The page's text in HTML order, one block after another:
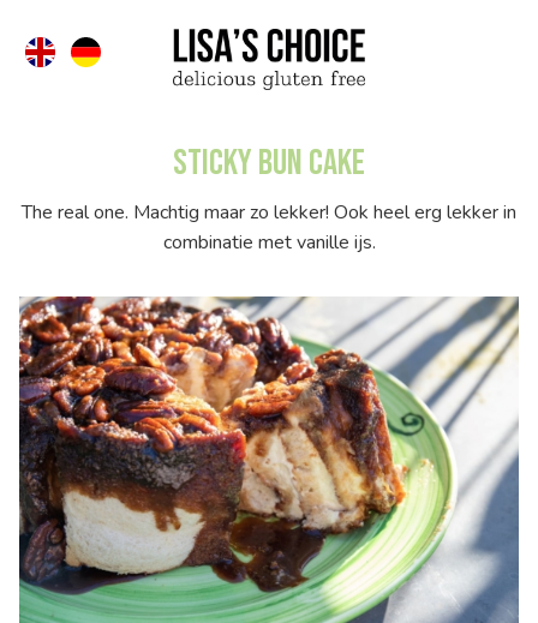
Sticky Bun Cake
The real one. Machtig maar zo lekker! Ook heel erg lekker in
combinatie met vanille ijs.